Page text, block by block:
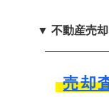
▼ 不動産売
売却